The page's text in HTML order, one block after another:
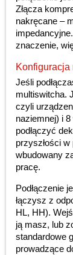
Złącza
nakręcane –
znaczenie,
Konfiguracja
Jeśli
multiswitcha.
czyli
naziemnej) i
podłączyć
przyszłości
wbudowany
pracę.
Podłączenie
łączysz z
HL, HH).
ją masz, lub
standardowe
prowadzące